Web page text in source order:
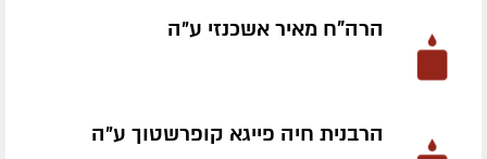
הרה"ח מאיר אשכנזי ע״ה
הרבנית חיה פייגא קופרשטוך ע״ה